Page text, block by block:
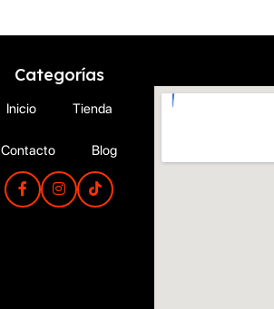
Categorías
Inicio Tienda
Contacto Blog